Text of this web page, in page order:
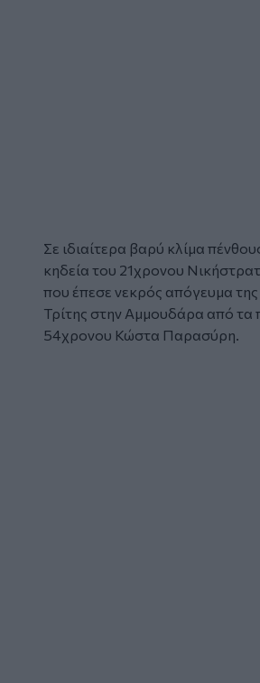
Σε ιδιαίτερα βαρύ κλίμα
κηδεία του 21χρονου
που έπεσε νεκρός απόγευμα
Τρίτης στην Αμμουδάρα από τα
54χρονου Κώστα Παρασύρη.